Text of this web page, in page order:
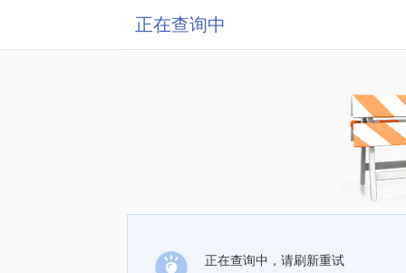
正在查询中
正在查询中，请刷新重试